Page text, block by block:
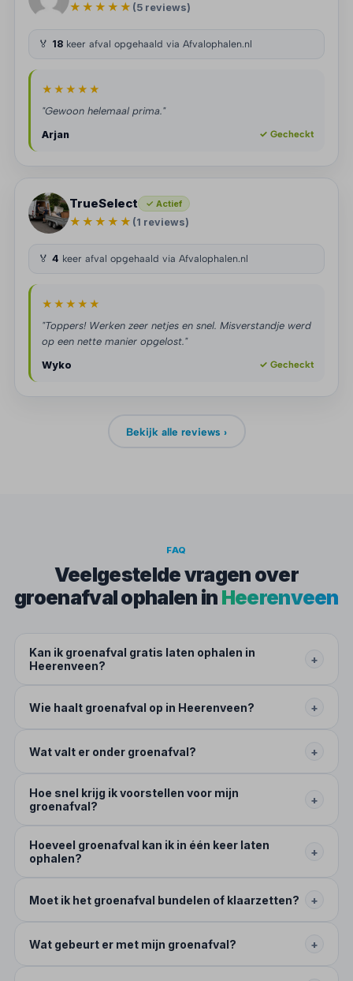
★★★★★ (5 reviews)
🏅 18 keer afval opgehaald via Afvalophalen.nl
★★★★★
"Gewoon helemaal prima."
Arjan
✓ Gecheckt
TrueSelect ✓ Actief
★★★★★ (1 reviews)
🏅 4 keer afval opgehaald via Afvalophalen.nl
★★★★★
"Toppers! Werken zeer netjes en snel. Misverstandje werd
op een nette manier opgelost."
Wyko
✓ Gecheckt
Bekijk alle reviews ›
FAQ
Veelgestelde vragen over
groenafval ophalen in Heerenveen
Kan ik groenafval gratis laten ophalen in
Heerenveen?
+
Wie haalt groenafval op in Heerenveen? +
Wat valt er onder groenafval? +
Hoe snel krijg ik voorstellen voor mijn
groenafval?
+
Hoeveel groenafval kan ik in één keer laten
ophalen?
+
Moet ik het groenafval bundelen of klaarzetten? +
Wat gebeurt er met mijn groenafval? +